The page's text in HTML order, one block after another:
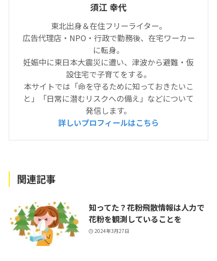
須江 幸代
東北出身＆在住フリーライター。
広告代理店・NPO・行政で勤務後、在宅ワーカー
に転身。
妊娠中に東日本大震災に遭い、津波から避難・仮
設住宅で子育てをする。
本サイトでは「命を守るために知っておきたいこ
と」「日常に潜むリスクへの備え」などについて
発信します。
詳しいプロフィールはこちら
関連記事
知ってた？花粉飛散情報は人力で
花粉を観測していることを
2024年3月27日